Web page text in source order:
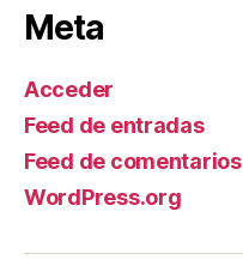
Meta
Acceder
Feed de entradas
Feed de comentarios
WordPress.org